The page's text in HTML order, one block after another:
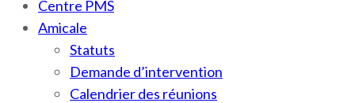
Centre PMS
Amicale
Statuts
Demande d’intervention
Calendrier des réunions